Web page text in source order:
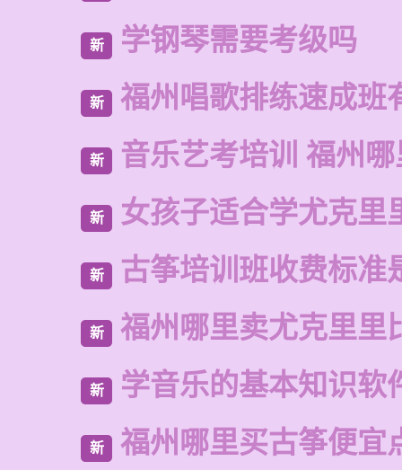
新 学钢琴需要考级吗
新 福州唱歌排练速成班
新 音乐艺考培训 福州
新 女孩子适合学尤克里
新 古筝培训班收费标准
新 福州哪里卖尤克里里
新 学音乐的基本知识软
新 福州哪里买古筝便宜